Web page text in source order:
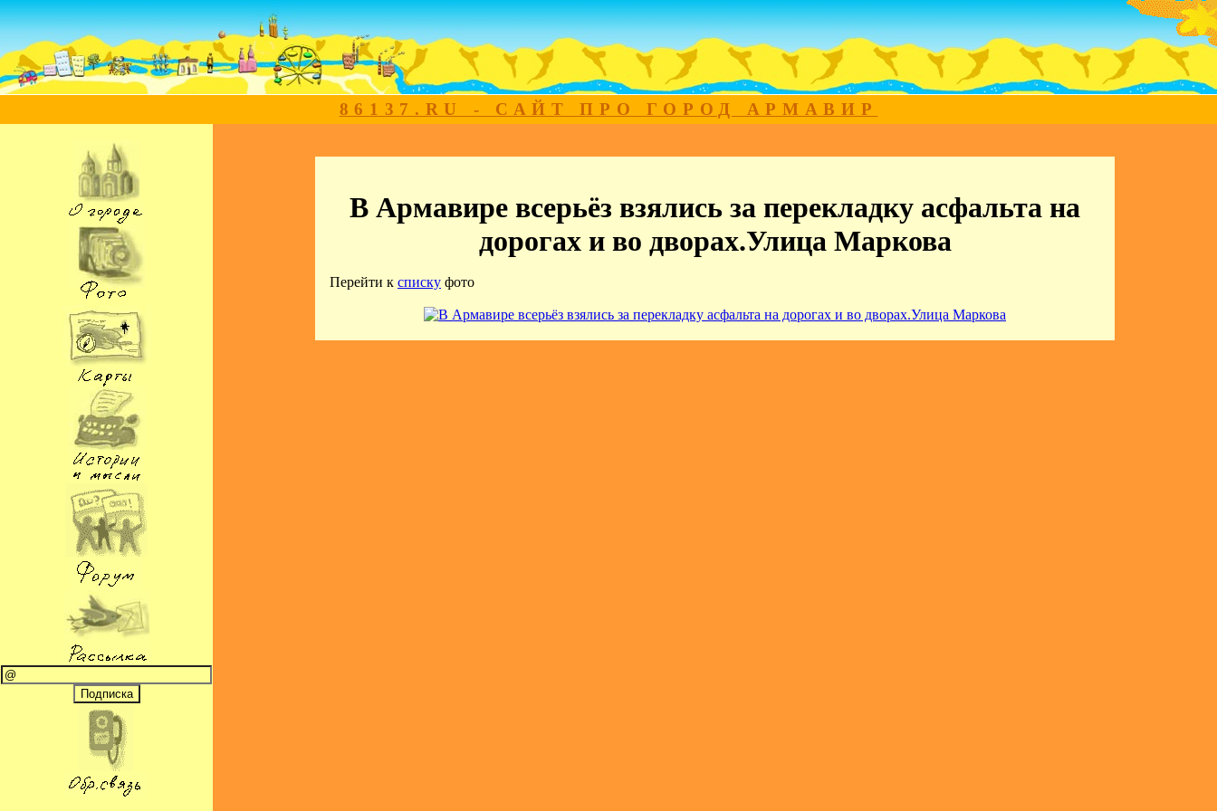
86137.RU - САЙТ ПРО ГОРОД АРМАВИР
В Армавире всерьёз взялись за перекладку асфальта на
дорогах и во дворах.Улица Маркова
Перейти к списку фото